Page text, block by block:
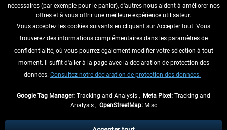
RENONCER AU CONTRAT ICI
INFORMATIONS
NE MANQUEZ PAS LES DERNIÈRES
échéant, frais de remboursement, si aucune description contraire.
nécessaires (par exemple pour le panier), d'autres nous aident à améliorer nos
offres et à vous offrir une meilleure expérience utilisateur.
Vous acceptez les cookies suivants en cliquant sur Accepter tout. Vous
trouverez des informations complémentaires dans les paramètres de
confidentialité, où vous pourrez également modifier votre sélection à tout
moment. Il suffit d'aller à la page avec la déclaration de protection des
données. Consultez notre déclaration de protection des données.
Google Tag Manager: Tracking and Analysis , Meta Pixel: Tracking and
Analysis , OpenStreetMap:Misc